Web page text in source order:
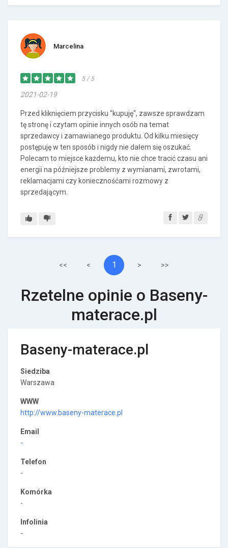
Marcelina
5 / 5
2021-02-19
Przed kliknięciem przycisku "kupuję", zawsze sprawdzam
tę stronę i czytam opinie innych osób na temat
sprzedawcy i zamawianego produktu. Od kilku miesięcy
postępuję w ten sposób i nigdy nie dałem się oszukać.
Polecam to miejsce każdemu, kto nie chce tracić czasu ani
energii na późniejsze problemy z wymianami, zwrotami,
reklamacjami czy koniecznośćami rozmowy z
sprzedającym.
<< < 1 > >>
Rzetelne opinie o Baseny-
materace.pl
Baseny-materace.pl
Siedziba
Warszawa
WWW
http://www.baseny-materace.pl
Email
-
Telefon
-
Komórka
-
Infolinia
-